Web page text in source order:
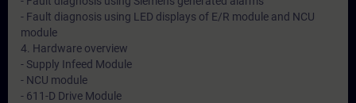
- Fault diagnosis using LED displays of E/R module and NCU
module
4. Hardware overview
- Supply Infeed Module
- NCU module
- 611-D Drive Module